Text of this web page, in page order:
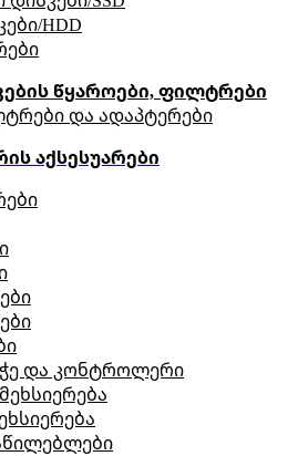
HDD
წყაროები, ფილტრები
და ადაპტერები
აქსესუარები
და კონტროლერი